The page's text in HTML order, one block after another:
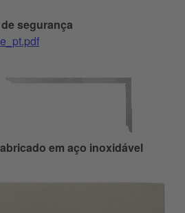
segurança
em aço inoxidável